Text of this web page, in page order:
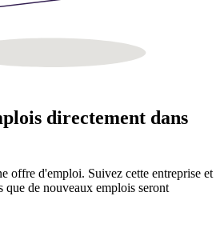
directement dans
offre d'emploi. Suivez cette entreprise et
que de nouveaux emplois seront